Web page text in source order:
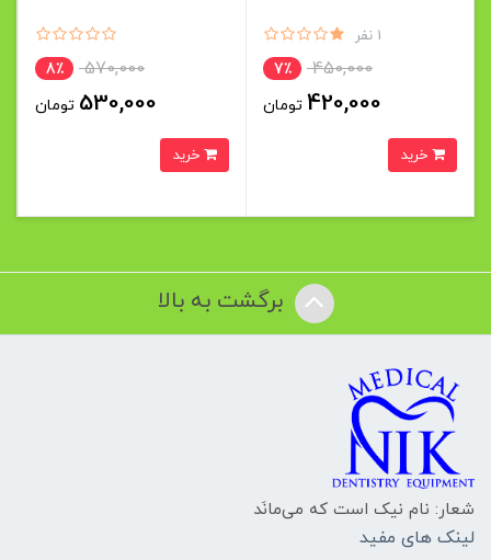
1 نفر
450,000 7٪
420,000 تومان
570,000 8٪
530,000 تومان
برگشت به بالا
شعار: نام نیک است که می‌مانَد
لینک های مفید